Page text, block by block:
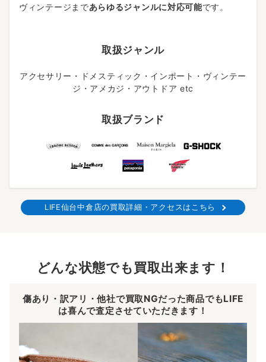
ヴィンテージまであらゆるジャンルに対応可能です。
取扱ジャンル
アクセサリー・ドメスティック・インポート・ヴィンテー
ジ・アメカジ・アウトドア etc
取扱ブランド
LIFE仙台中倉店の買取詳細・アクセスはこちら
どんな状態でも買取出来ます！
傷あり・訳アリ・他社で買取NGだった商品でもLIFE
は喜んで査定させていただきます！